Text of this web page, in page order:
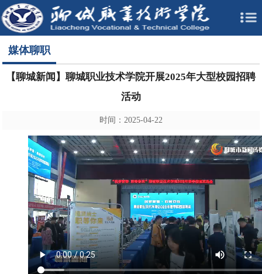
媒体聊职
【聊城新闻】聊城职业技术学院开展2025年大型校园招聘
活动
时间：2025-04-22